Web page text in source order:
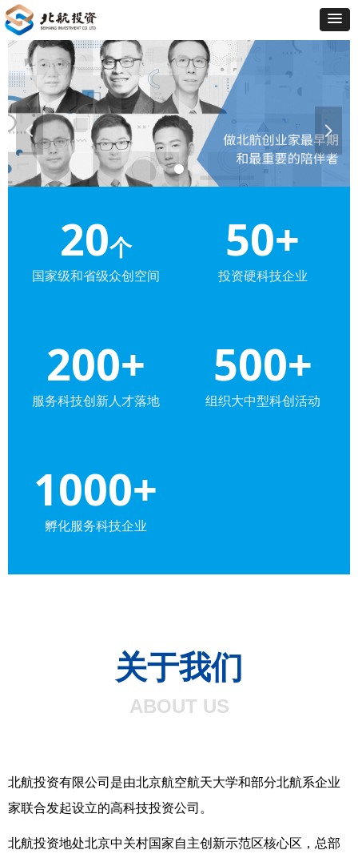
北航投资有限公司是由北京航空航天大学和部分北航系企业
家联合发起设立的高科技投资公司。
北航投资地处北京中关村国家自主创新示范区核心区，总部
关于我们
ABOUT US
넳 넲
20个
国家级和省级众创空间
50+
投资硬科技企业
200+
服务科技创新人才落地
500+
组织大中型科创活动
1000+
孵化服务科技企业